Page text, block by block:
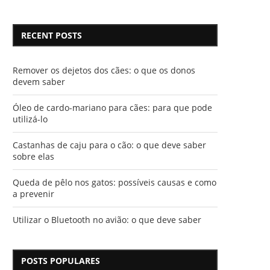
RECENT POSTS
Remover os dejetos dos cães: o que os donos
devem saber
Óleo de cardo-mariano para cães: para que pode
utilizá-lo
Castanhas de caju para o cão: o que deve saber
sobre elas
Queda de pêlo nos gatos: possíveis causas e como
a prevenir
Utilizar o Bluetooth no avião: o que deve saber
POSTS POPULARES